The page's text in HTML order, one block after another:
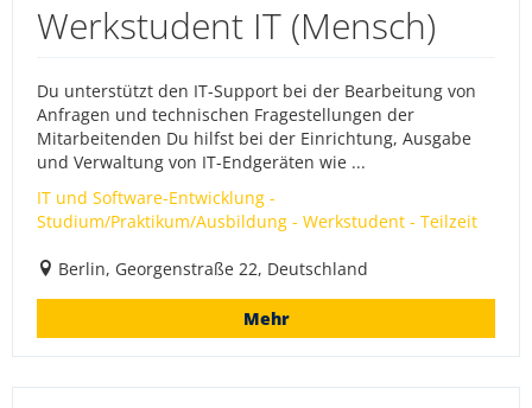
Werkstudent IT (Mensch)
Du unterstützt den IT-Support bei der Bearbeitung von
Anfragen und technischen Fragestellungen der
Mitarbeitenden Du hilfst bei der Einrichtung, Ausgabe
und Verwaltung von IT-Endgeräten wie ...
IT und Software-Entwicklung -
Studium/Praktikum/Ausbildung - Werkstudent - Teilzeit
Berlin, Georgenstraße 22, Deutschland
Mehr